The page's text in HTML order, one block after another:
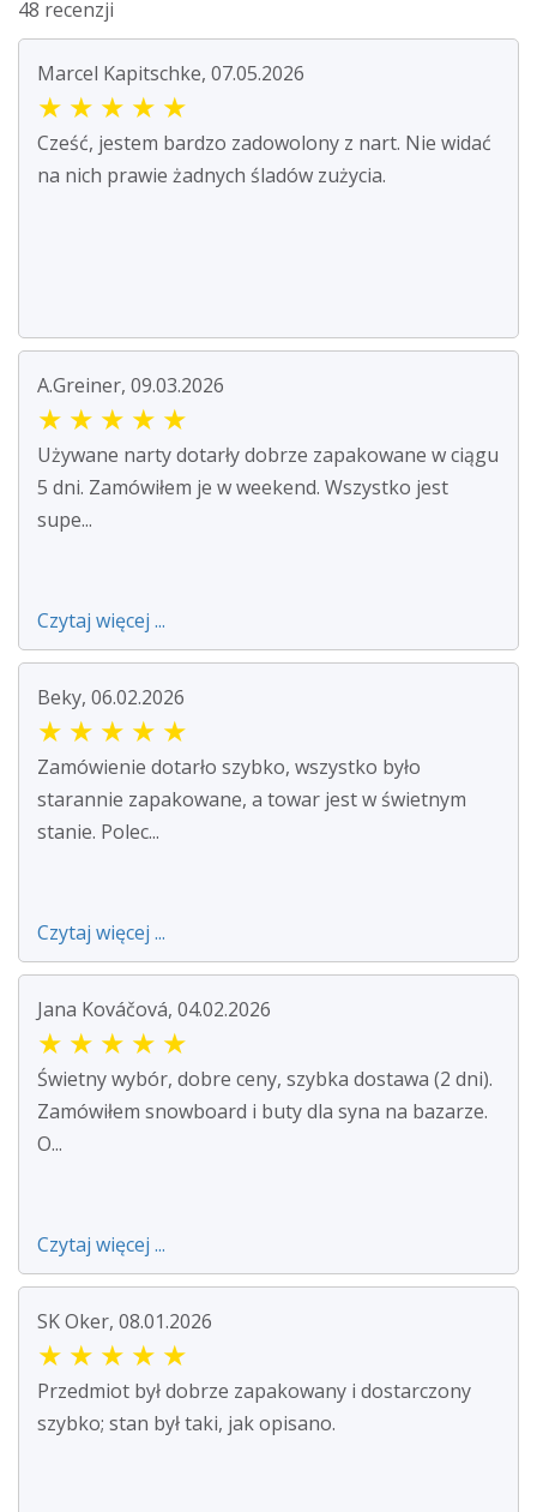
48 recenzji
Marcel Kapitschke, 07.05.2026
★ ★ ★ ★ ★
Cześć, jestem bardzo zadowolony z nart. Nie widać
na nich prawie żadnych śladów zużycia.
A.Greiner, 09.03.2026
★ ★ ★ ★ ★
Używane narty dotarły dobrze zapakowane w ciągu
5 dni. Zamówiłem je w weekend. Wszystko jest
supe...
Czytaj więcej ...
Beky, 06.02.2026
★ ★ ★ ★ ★
Zamówienie dotarło szybko, wszystko było
starannie zapakowane, a towar jest w świetnym
stanie. Polec...
Czytaj więcej ...
Jana Kováčová, 04.02.2026
★ ★ ★ ★ ★
Świetny wybór, dobre ceny, szybka dostawa (2 dni).
Zamówiłem snowboard i buty dla syna na bazarze.
O...
Czytaj więcej ...
SK Oker, 08.01.2026
★ ★ ★ ★ ★
Przedmiot był dobrze zapakowany i dostarczony
szybko; stan był taki, jak opisano.